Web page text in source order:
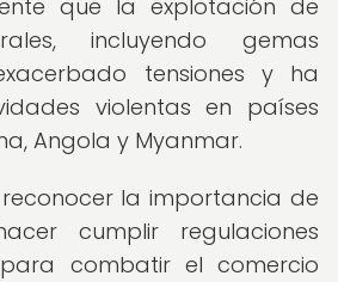
que la explotación de
incluyendo gemas
tensiones y ha
violentas en países
Angola y Myanmar.
la importancia de
cumplir regulaciones
para combatir el comercio